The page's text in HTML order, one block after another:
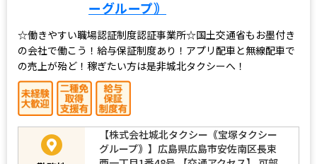
株式会社城北タクシー｟宝塚タクシ
ーグループ｠
☆働きやすい職場認証制度認証事業所☆国土交通省もお墨付き
の会社で働こう！給与保証制度あり！アプリ配車と無線配車で
の売上が殆ど！稼ぎたい方は是非城北タクシーへ！
【株式会社城北タクシー｟宝塚タクシー